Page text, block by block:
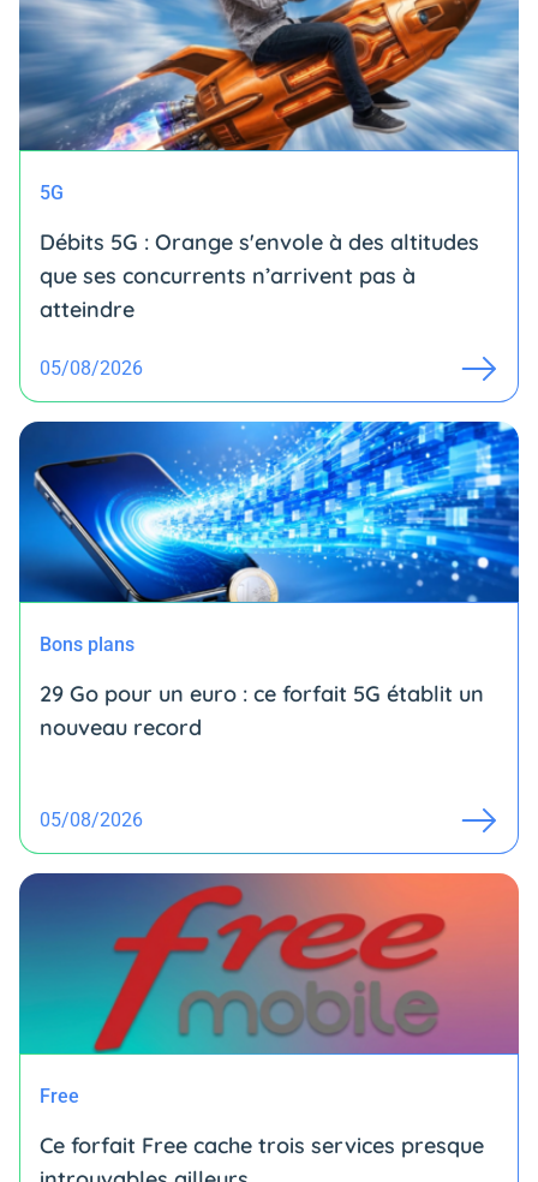
5G
Débits 5G : Orange s'envole à des altitudes
que ses concurrents n’arrivent pas à
atteindre
05/08/2026
Bons plans
29 Go pour un euro : ce forfait 5G établit un
nouveau record
05/08/2026
Free
Ce forfait Free cache trois services presque